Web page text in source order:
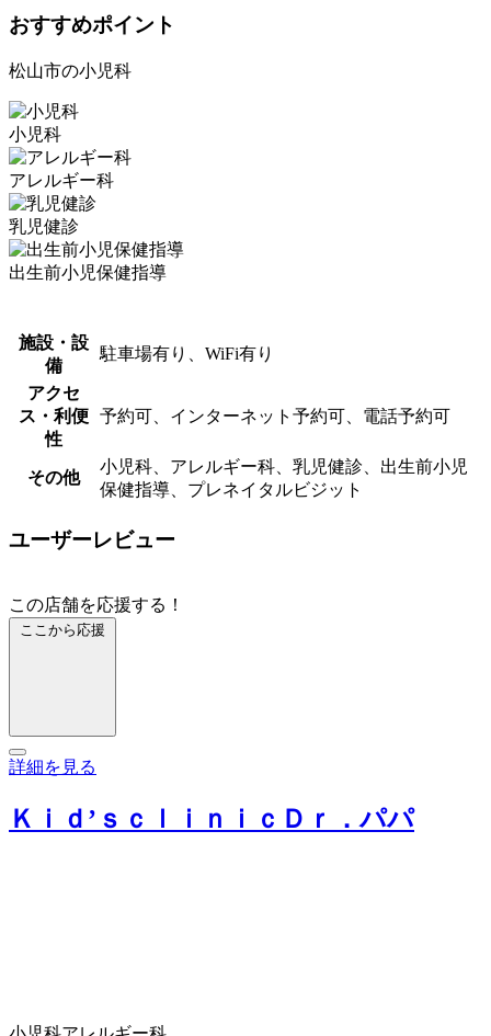
おすすめポイント
松山市の小児科
小児科
アレルギー科
乳児健診
出生前小児保健指導
施設・設
備
駐車場有り、WiFi有り
アクセ
ス・利便
性
予約可、インターネット予約可、電話予約可
その他
小児科、アレルギー科、乳児健診、出生前小児
保健指導、プレネイタルビジット
ユーザーレビュー
この店舗を応援する！
ここから応援
詳細を見る
Ｋｉｄ’ｓｃｌｉｎｉｃＤｒ．パパ